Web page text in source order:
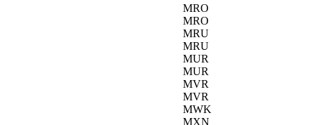
MRO
MRO
MRU
MRU
MUR
MUR
MVR
MVR
MWK
MXN